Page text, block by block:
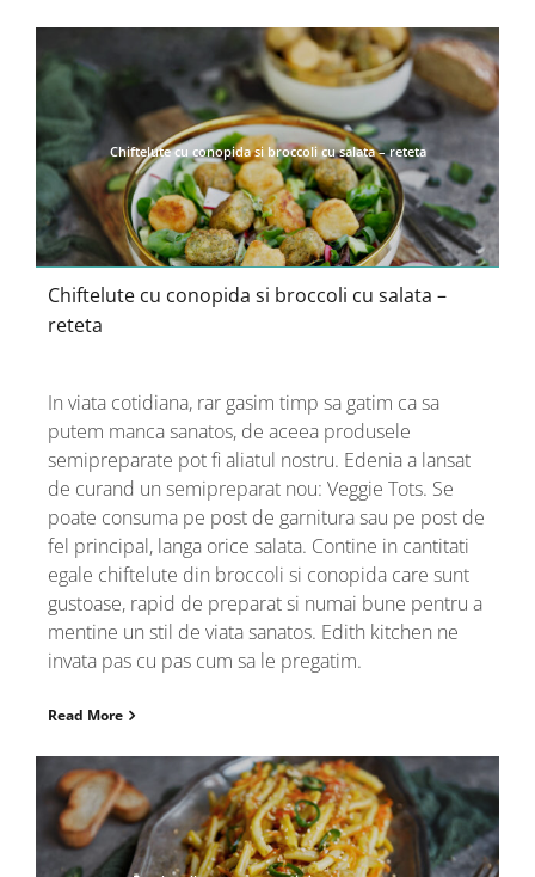
Chiftelute cu conopida si broccoli cu salata – reteta
Chiftelute cu conopida si broccoli cu salata –
reteta
In viata cotidiana, rar gasim timp sa gatim ca sa
putem manca sanatos, de aceea produsele
semipreparate pot fi aliatul nostru. Edenia a lansat
de curand un semipreparat nou: Veggie Tots. Se
poate consuma pe post de garnitura sau pe post de
fel principal, langa orice salata. Contine in cantitati
egale chiftelute din broccoli si conopida care sunt
gustoase, rapid de preparat si numai bune pentru a
mentine un stil de viata sanatos. Edith kitchen ne
invata pas cu pas cum sa le pregatim.
Read More